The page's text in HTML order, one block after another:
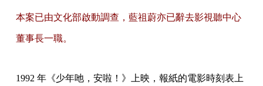
本案已由文化部啟動調查，藍祖蔚亦已辭去影視聽中心
董事長一職。
1992 年《少年吔，安啦！》上映，報紙的電影時刻表上